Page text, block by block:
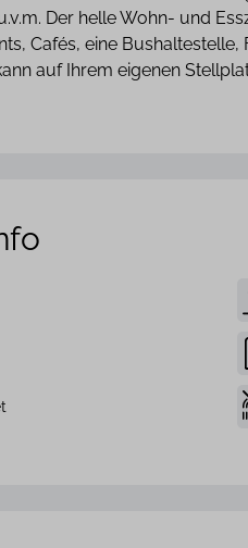
Der helle Wohn- und
Cafés, eine
auf Ihrem eigenen